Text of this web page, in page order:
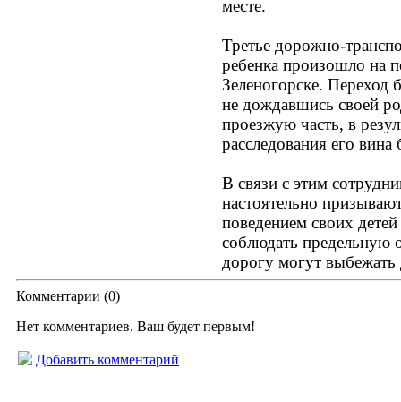
месте.
Третье дорожно-
ребенка произошло на
Зеленогорске.
не дождавшись своей
проезжую часть, в
расследования его вина
В связи с этим
настоятельно
поведением своих
соблюдать предельную
дорогу могут выбежать
Комментарии (0)
Нет комментариев. Ваш будет первым!
Добавить комментарий